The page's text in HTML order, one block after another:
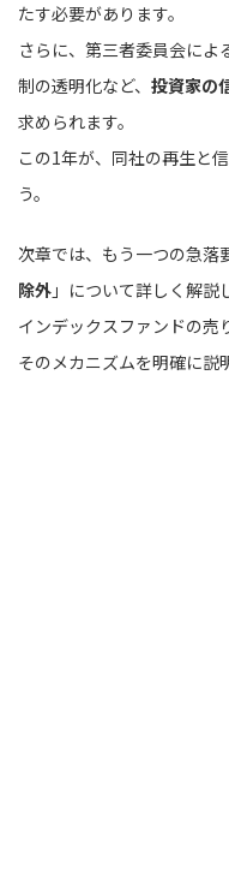
たす必要があります。
さらに、第三者委員会に
制の透明化など、 投資家の
求められます。
この1年が、同社の再生と
う。
次章では、もう一つの急落
除外 」について詳しく解説
インデックスファンドの売
そのメカニズムを明確に説